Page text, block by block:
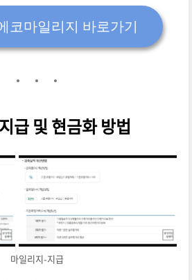
코마일리지 바로가기
급 및 현금화 방법
마일리지-지급